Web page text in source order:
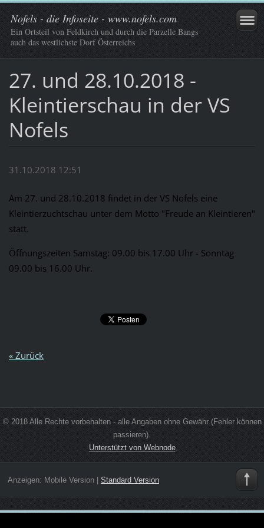
Nofels - die Infoseite - www.nofels.com
Ein Ortsteil von Feldkirch und durch die Parzelle Bangs
auch das westlichste Dorf Österreichs
27. und 28.10.2018 -
Kleintierschau in der VS
Nofels
31.10.2018 12:51
Am 27. und 28.10.2018 findet in der VS Nofels eine
Kleintierzuchtschau unter dem Motto "Freude an Kleintieren"
statt.
Öffnungszeiten Samstag: 09.00 bis 17.00 Uhr - Sonntag
09.00 bis 16.00 Uhr.
« Zurück
© 2018 Alle Rechte vorbehalten - alle Angaben ohne Gewähr (Fehler können
passieren).
Unterstützt von Webnode
Anzeigen: Mobile Version| Standard Version